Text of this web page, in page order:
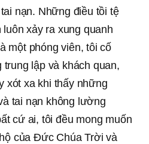
nạn. Những điều tồi tệ
xảy ra xung quanh
một phóng viên, tôi cố
lập và khách quan,
xót xa khi thấy những
tai nạn không lường
cứ ai, tôi đều mong muốn
của Đức Chúa Trời và